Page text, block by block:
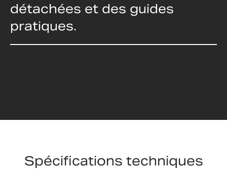
détachées et des guides
pratiques.
Spécifications techniques